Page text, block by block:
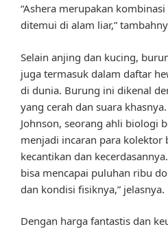
“Ashera merupakan
ditemui di alam liar,”
Selain anjing dan kucing,
juga termasuk dalam daftar
di dunia. Burung ini dikenal
yang cerah dan suara
Johnson, seorang ahli biologi
menjadi incaran para kolektor
kecantikan dan
bisa mencapai puluhan ribu
dan kondisi fisiknya,” jelasnya.
Dengan harga fantastis dan